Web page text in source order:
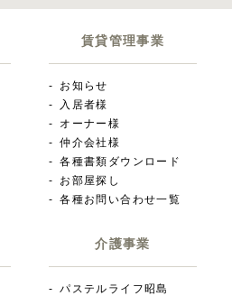
賃貸管理事業
お知らせ
入居者様
オーナー様
仲介会社様
各種書類ダウンロード
お部屋探し
各種お問い合わせ一覧
介護事業
パステルライフ昭島